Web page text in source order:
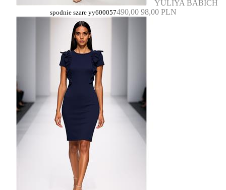
YULIYA BABICH
spodnie szare yy600057490,00 98,00 PLN